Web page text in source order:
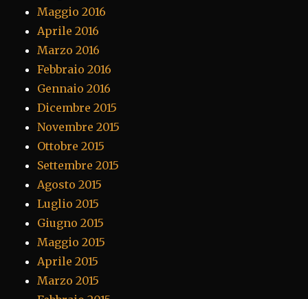
Maggio 2016
Aprile 2016
Marzo 2016
Febbraio 2016
Gennaio 2016
Dicembre 2015
Novembre 2015
Ottobre 2015
Settembre 2015
Agosto 2015
Luglio 2015
Giugno 2015
Maggio 2015
Aprile 2015
Marzo 2015